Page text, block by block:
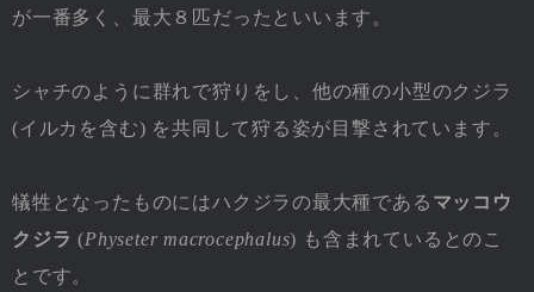
が一番多く、最大８匹だったといいます。
シャチのように群れで狩りをし、他の種の小型のクジラ
(イルカを含む) を共同して狩る姿が目撃されています。
犠牲となったものにはハクジラの最大種である マッコウ
クジラ (Physeter macrocephalus) も含まれているとのこ
とです。